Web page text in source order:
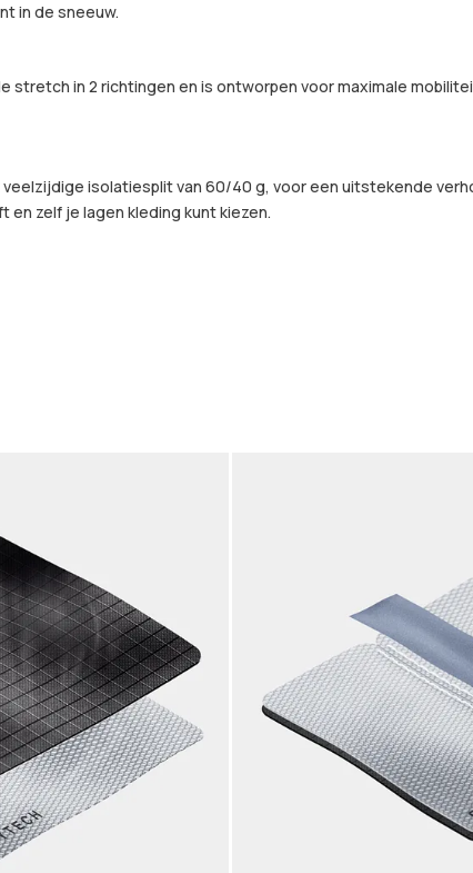
in de sneeuw.
in 2 richtingen en is ontworpen voor maximale
isolatiesplit van 60/40 g, voor een uitstekende
zelf je lagen kleding kunt kiezen.